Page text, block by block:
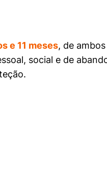
e 11 meses, de
social e de